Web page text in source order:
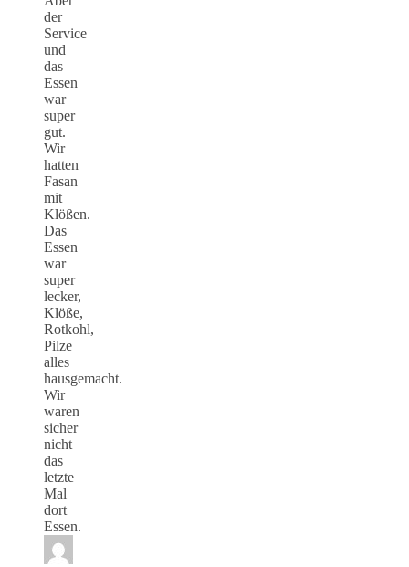
der
Service
und
das
Essen
war
super
gut.
Wir
hatten
Fasan
mit
Klößen.
Das
Essen
war
super
lecker,
Klöße,
Rotkohl,
Pilze
alles
hausgemacht.
Wir
waren
sicher
nicht
das
letzte
Mal
dort
Essen.